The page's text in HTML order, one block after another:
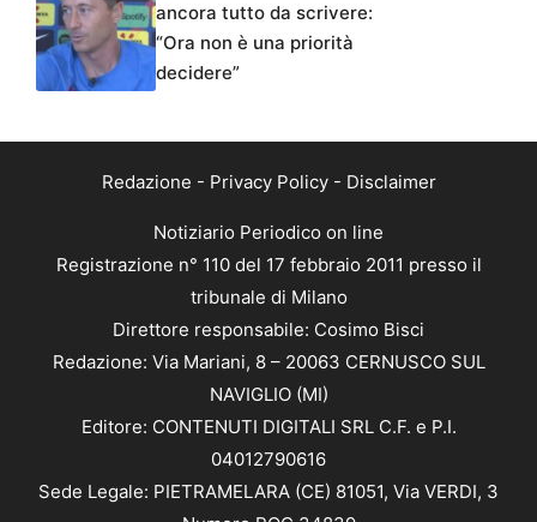
ancora tutto da scrivere:
“Ora non è una priorità
decidere”
Redazione - Privacy Policy- Disclaimer
Notiziario Periodico on line
Registrazione n° 110 del 17 febbraio 2011 presso il
tribunale di Milano
Direttore responsabile: Cosimo Bisci
Redazione: Via Mariani, 8 – 20063 CERNUSCO SUL
NAVIGLIO (MI)
Editore: CONTENUTI DIGITALI SRL C.F. e P.I.
04012790616
Sede Legale: PIETRAMELARA (CE) 81051, Via VERDI, 3